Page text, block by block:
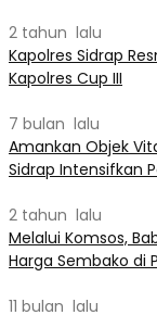
2 tahun lalu
Kapolres Sidrap
Kapolres Cup III
7 bulan lalu
​Amankan Objek
Sidrap Intensifkan
2 tahun lalu
Melalui Komsos,
Harga Sembako di
11 bulan lalu